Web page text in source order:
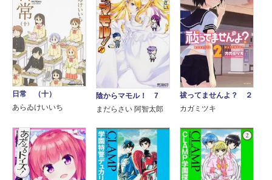
日常 （十）
あらゐけいいち
陰からマモル！ 7
まだらさい 阿智太郎
祓ってませんよ？ ２
カガミツキ